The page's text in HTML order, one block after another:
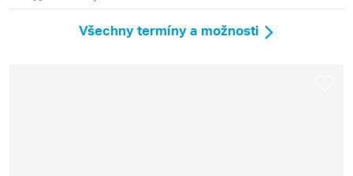
Všechny termíny a možnosti